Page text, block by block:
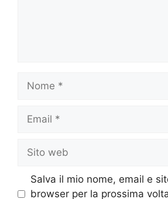
web
Salva il mio nome, email e
browser per la prossima